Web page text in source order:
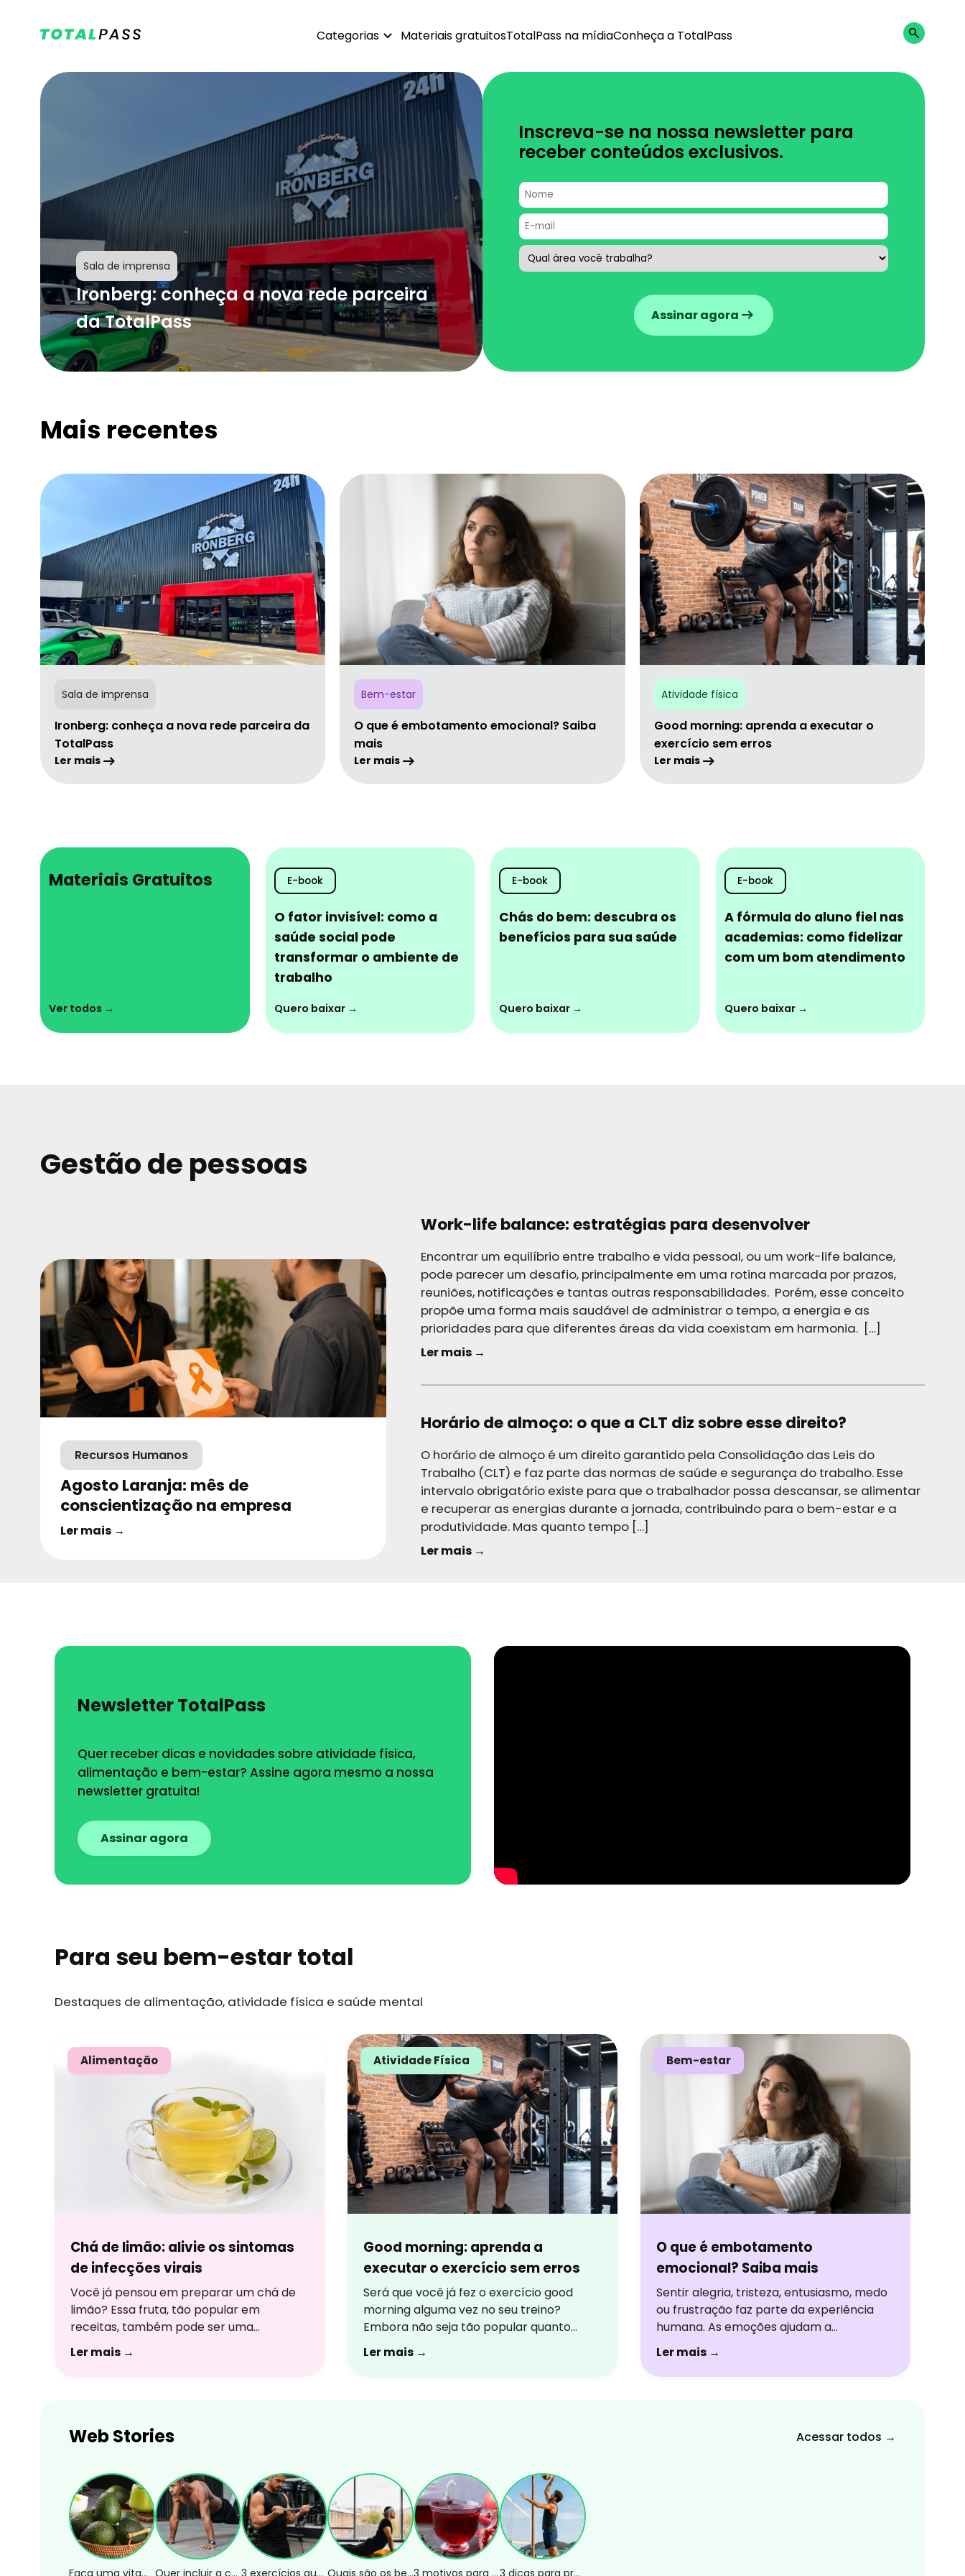
Categorias Materiais gratuitosTotalPass na mídiaConheça a TotalPass
Sala de imprensa
Ironberg: conheça a nova rede parceira
da TotalPass
Inscreva-se na nossa newsletter para
receber conteúdos exclusivos.
Assinar agora
Mais recentes
Sala de imprensa
Ironberg: conheça a nova rede parceira da
TotalPass
Ler mais
Bem-estar
O que é embotamento emocional? Saiba
mais
Ler mais
Atividade física
Good morning: aprenda a executar o
exercício sem erros
Ler mais
Materiais Gratuitos
Ver todos →
E-book
O fator invisível: como a
saúde social pode
transformar o ambiente de
trabalho
Quero baixar →
E-book
Chás do bem: descubra os
benefícios para sua saúde
Quero baixar →
E-book
A fórmula do aluno fiel nas
academias: como fidelizar
com um bom atendimento
Quero baixar →
Gestão de pessoas
Recursos Humanos
Agosto Laranja: mês de
conscientização na empresa
Ler mais →
Work-life balance: estratégias para desenvolver
Encontrar um equilíbrio entre trabalho e vida pessoal, ou um work-life balance,
pode parecer um desafio, principalmente em uma rotina marcada por prazos,
reuniões, notificações e tantas outras responsabilidades. Porém, esse conceito
propõe uma forma mais saudável de administrar o tempo, a energia e as
prioridades para que diferentes áreas da vida coexistam em harmonia. […]
Ler mais →
Horário de almoço: o que a CLT diz sobre esse direito?
O horário de almoço é um direito garantido pela Consolidação das Leis do
Trabalho (CLT) e faz parte das normas de saúde e segurança do trabalho. Esse
intervalo obrigatório existe para que o trabalhador possa descansar, se alimentar
e recuperar as energias durante a jornada, contribuindo para o bem-estar e a
produtividade. Mas quanto tempo […]
Ler mais →
Newsletter TotalPass
Quer receber dicas e novidades sobre atividade física,
alimentação e bem-estar? Assine agora mesmo a nossa
newsletter gratuita!
Assinar agora
Para seu bem-estar total
Destaques de alimentação, atividade física e saúde mental
Alimentação
Chá de limão: alivie os sintomas
de infecções virais
Você já pensou em preparar um chá de
limão? Essa fruta, tão popular em
receitas, também pode ser uma
excelente escolha para criar uma bebida
aromática, cheia de sabor e com uma
a ajuda da nutricionista Thainara
Veríssimo, formada […]
Ler mais →
Atividade Física
Good morning: aprenda a
executar o exercício sem erros
Será que você já fez o exercício good
morning alguma vez no seu treino?
Embora não seja tão popular quanto
outros movimentos de fortalecimento,
ele é um excelente aliado para fortalecer
Ler mais →
Bem-estar
O que é embotamento
emocional? Saiba mais
Sentir alegria, tristeza, entusiasmo, medo
ou frustração faz parte da experiência
humana. As emoções ajudam a
interpretar situações, tomar decisões e
construir relações. Mas, em alguns
momentos, algumas pessoas percebem
“desligadas” ou vivendo tudo no piloto
Ler mais →
Web Stories Acessar todos →